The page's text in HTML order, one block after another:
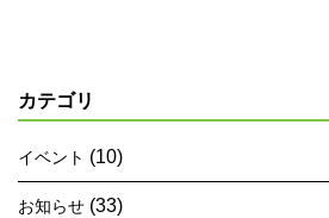
カテゴリ
イベント (10)
お知らせ (33)